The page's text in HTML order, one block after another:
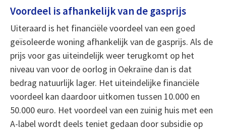
Voordeel is afhankelijk van de gasprijs
Uiteraard is het financiële voordeel van een goed
geïsoleerde woning afhankelijk van de gasprijs. Als de
prijs voor gas uiteindelijk weer terugkomt op het
niveau van voor de oorlog in Oekraïne dan is dat
bedrag natuurlijk lager. Het uiteindelijke financiële
voordeel kan daardoor uitkomen tussen 10.000 en
50.000 euro. Het voordeel van een zuinig huis met een
A-label wordt deels teniet gedaan door subsidie op